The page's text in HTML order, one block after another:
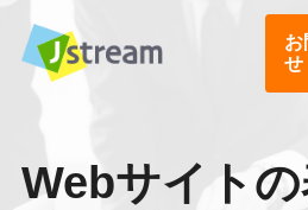
お
せ
Webサイト